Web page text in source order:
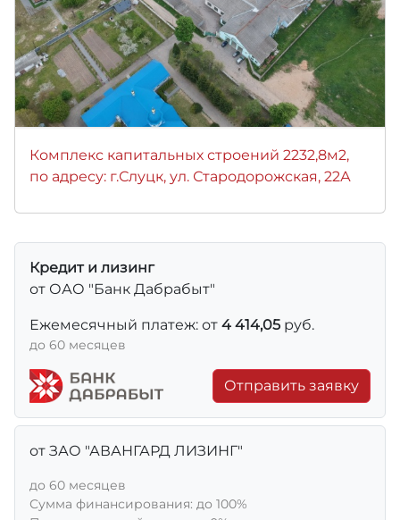
Комплекс капитальных строений 2232,8м2,
по адресу: г.Слуцк, ул. Стародорожская, 22А
Кредит и лизинг
от ОАО "Банк Дабрабыт"
Ежемесячный платеж: от 4 414,05 руб.
до 60 месяцев
Отправить заявку
от ЗАО "АВАНГАРД ЛИЗИНГ"
до 60 месяцев
Сумма финансирования: до 100%